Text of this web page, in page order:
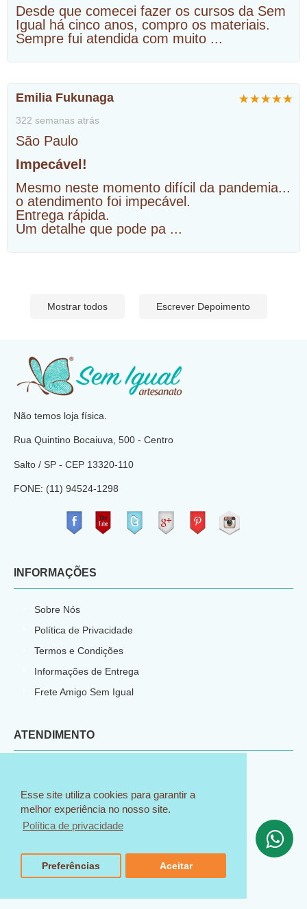
Esse site utiliza cookies para garantir a
melhor experiência no nosso site.
Política de privacidade
Preferências Aceitar
Desde que comecei fazer os cursos da Sem
Igual há cinco anos, compro os materiais.
Sempre fui atendida com muito ...
Emilia Fukunaga
322 semanas atrás
São Paulo
Impecável!
Mesmo neste momento difícil da pandemia...
o atendimento foi impecável.
Entrega rápida.
Um detalhe que pode pa ...
Mostrar todos Escrever Depoimento
Não temos loja física.
Rua Quintino Bocaiuva, 500 - Centro
Salto / SP - CEP 13320-110
FONE: (11) 94524-1298
INFORMAÇÕES
Sobre Nós
Política de Privacidade
Termos e Condições
Informações de Entrega
Frete Amigo Sem Igual
ATENDIMENTO
Perguntas Frequentes
Troca e Devolução
Programa de Afiliados
Área do Afiliado
Mapa do Site